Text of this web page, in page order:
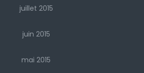
juillet 2015
juin 2015
mai 2015